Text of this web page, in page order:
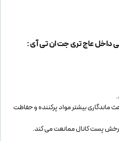
داخل عاج تری جت ان تی آی :
ماندگاری بیشتر مواد پرکننده و حفاظت
پست کانال ممانعت می کند.